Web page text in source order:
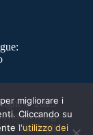
© 2025
BetFlag
Via degli
migliorare i
Cliccando su
l'utilizzo dei